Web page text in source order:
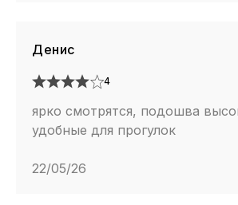
Денис
4
ярко смотрятся, подошва
удобные для прогулок
22/05/26